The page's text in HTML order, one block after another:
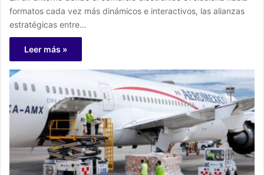
formatos cada vez más dinámicos e interactivos, las alianzas
estratégicas entre…
Leer más »